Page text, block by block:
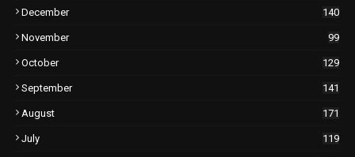
December 140
November 99
October 129
September 141
August 171
July 119